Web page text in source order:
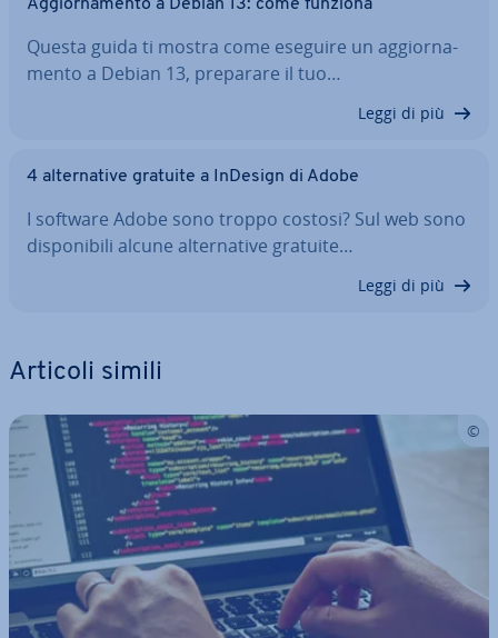
Ag­gior­na­men­to a Debian 13: come funziona
Questa guida ti mostra come eseguire un ag­gior­na­
men­to a Debian 13, preparare il tuo…
Leggi di più
4 al­ter­na­ti­ve gratuite a InDesign di Adobe
I software Adobe sono troppo costosi? Sul web sono
di­spo­ni­bi­li alcune al­ter­na­ti­ve gratuite…
Leggi di più
Articoli simili